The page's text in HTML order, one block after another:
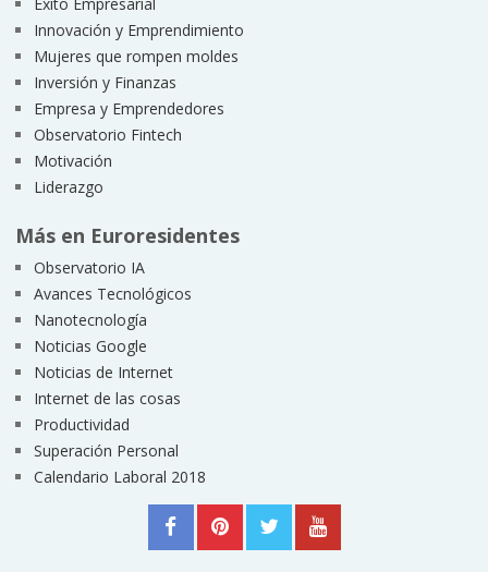
Innovación y Emprendimiento
Mujeres que rompen moldes
Inversión y Finanzas
Empresa y Emprendedores
Observatorio Fintech
Motivación
Liderazgo
Más en Euroresidentes
Observatorio IA
Avances Tecnológicos
Nanotecnología
Noticias Google
Noticias de Internet
Internet de las cosas
Productividad
Superación Personal
Calendario Laboral 2018